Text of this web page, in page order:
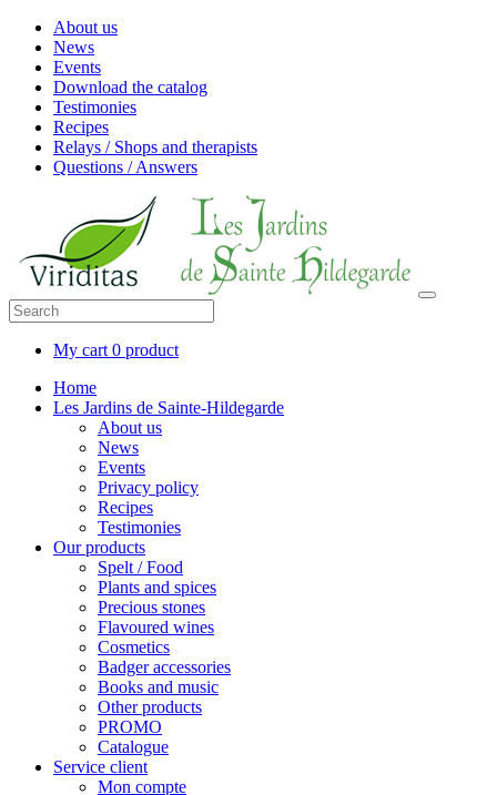
About us
News
Events
Download the catalog
Testimonies
Recipes
Relays / Shops and therapists
Questions / Answers
My cart 0 product
Home
Les Jardins de Sainte-Hildegarde
About us
News
Events
Privacy policy
Recipes
Testimonies
Our products
Spelt / Food
Plants and spices
Precious stones
Flavoured wines
Cosmetics
Badger accessories
Books and music
Other products
PROMO
Catalogue
Service client
Mon compte